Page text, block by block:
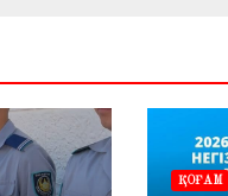
ҚОҒАМ